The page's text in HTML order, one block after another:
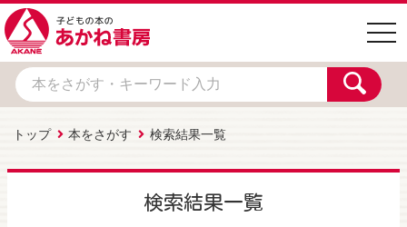
トップ 本をさがす 検索結果一覧
検索結果一覧